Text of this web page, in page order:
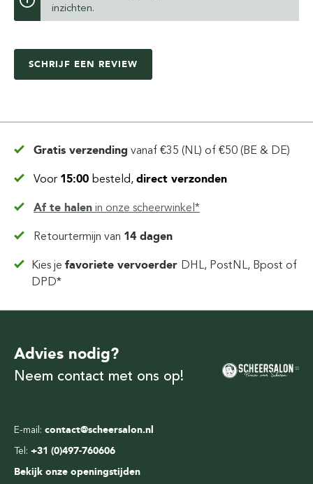
inzichten.
SCHRIJF EEN REVIEW
Gratis verzending vanaf €35 (NL) of €50 (BE & DE)
Voor 15:00 besteld, direct verzonden
Af te halen in onze scheerwinkel*
Retourtermijn van 14 dagen
Kies jefavoriete vervoerder DHL, PostNL, Bpost of
DPD*
E-mail: contact@scheersalon.nl
Tel: +31 (0)497-760606
Bekijk onze openingstijden
Advies nodig?
Neem contact met ons op!